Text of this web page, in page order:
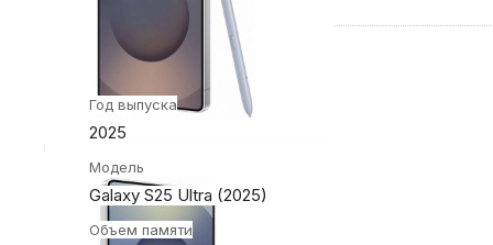
Общие характеристики
Год выпуска
2025
Модель
Galaxy S25 Ultra (2025)
Объем памяти